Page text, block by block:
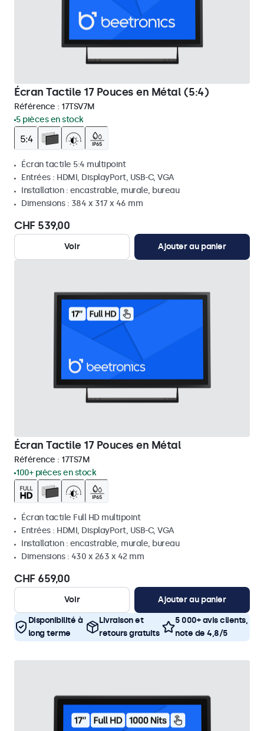
Écran Tactile 17 Pouces en Métal (5:4)
Référence : 17TSV7M
5 pièces en stock
Écran tactile 5:4 multipoint
Entrées : HDMI, DisplayPort, USB-C, VGA
Installation : encastrable, murale, bureau
Dimensions : 384 x 317 x 46 mm
CHF 539,00
Voir Ajouter au panier
Écran Tactile 17 Pouces en Métal
Référence : 17TS7M
100+ pièces en stock
Écran tactile Full HD multipoint
Entrées : HDMI, DisplayPort, USB-C, VGA
Installation : encastrable, murale, bureau
Dimensions : 430 x 263 x 42 mm
CHF 659,00
Voir Ajouter au panier
Disponibilité à
long terme
Livraison et
retours gratuits
5 000+ avis clients,
note de 4,8/5